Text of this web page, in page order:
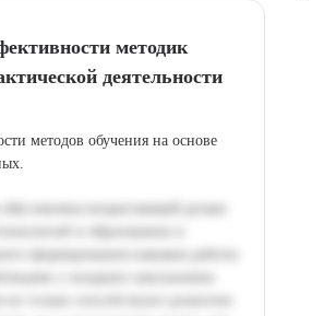
методик
деятельности
методов обучения на основе